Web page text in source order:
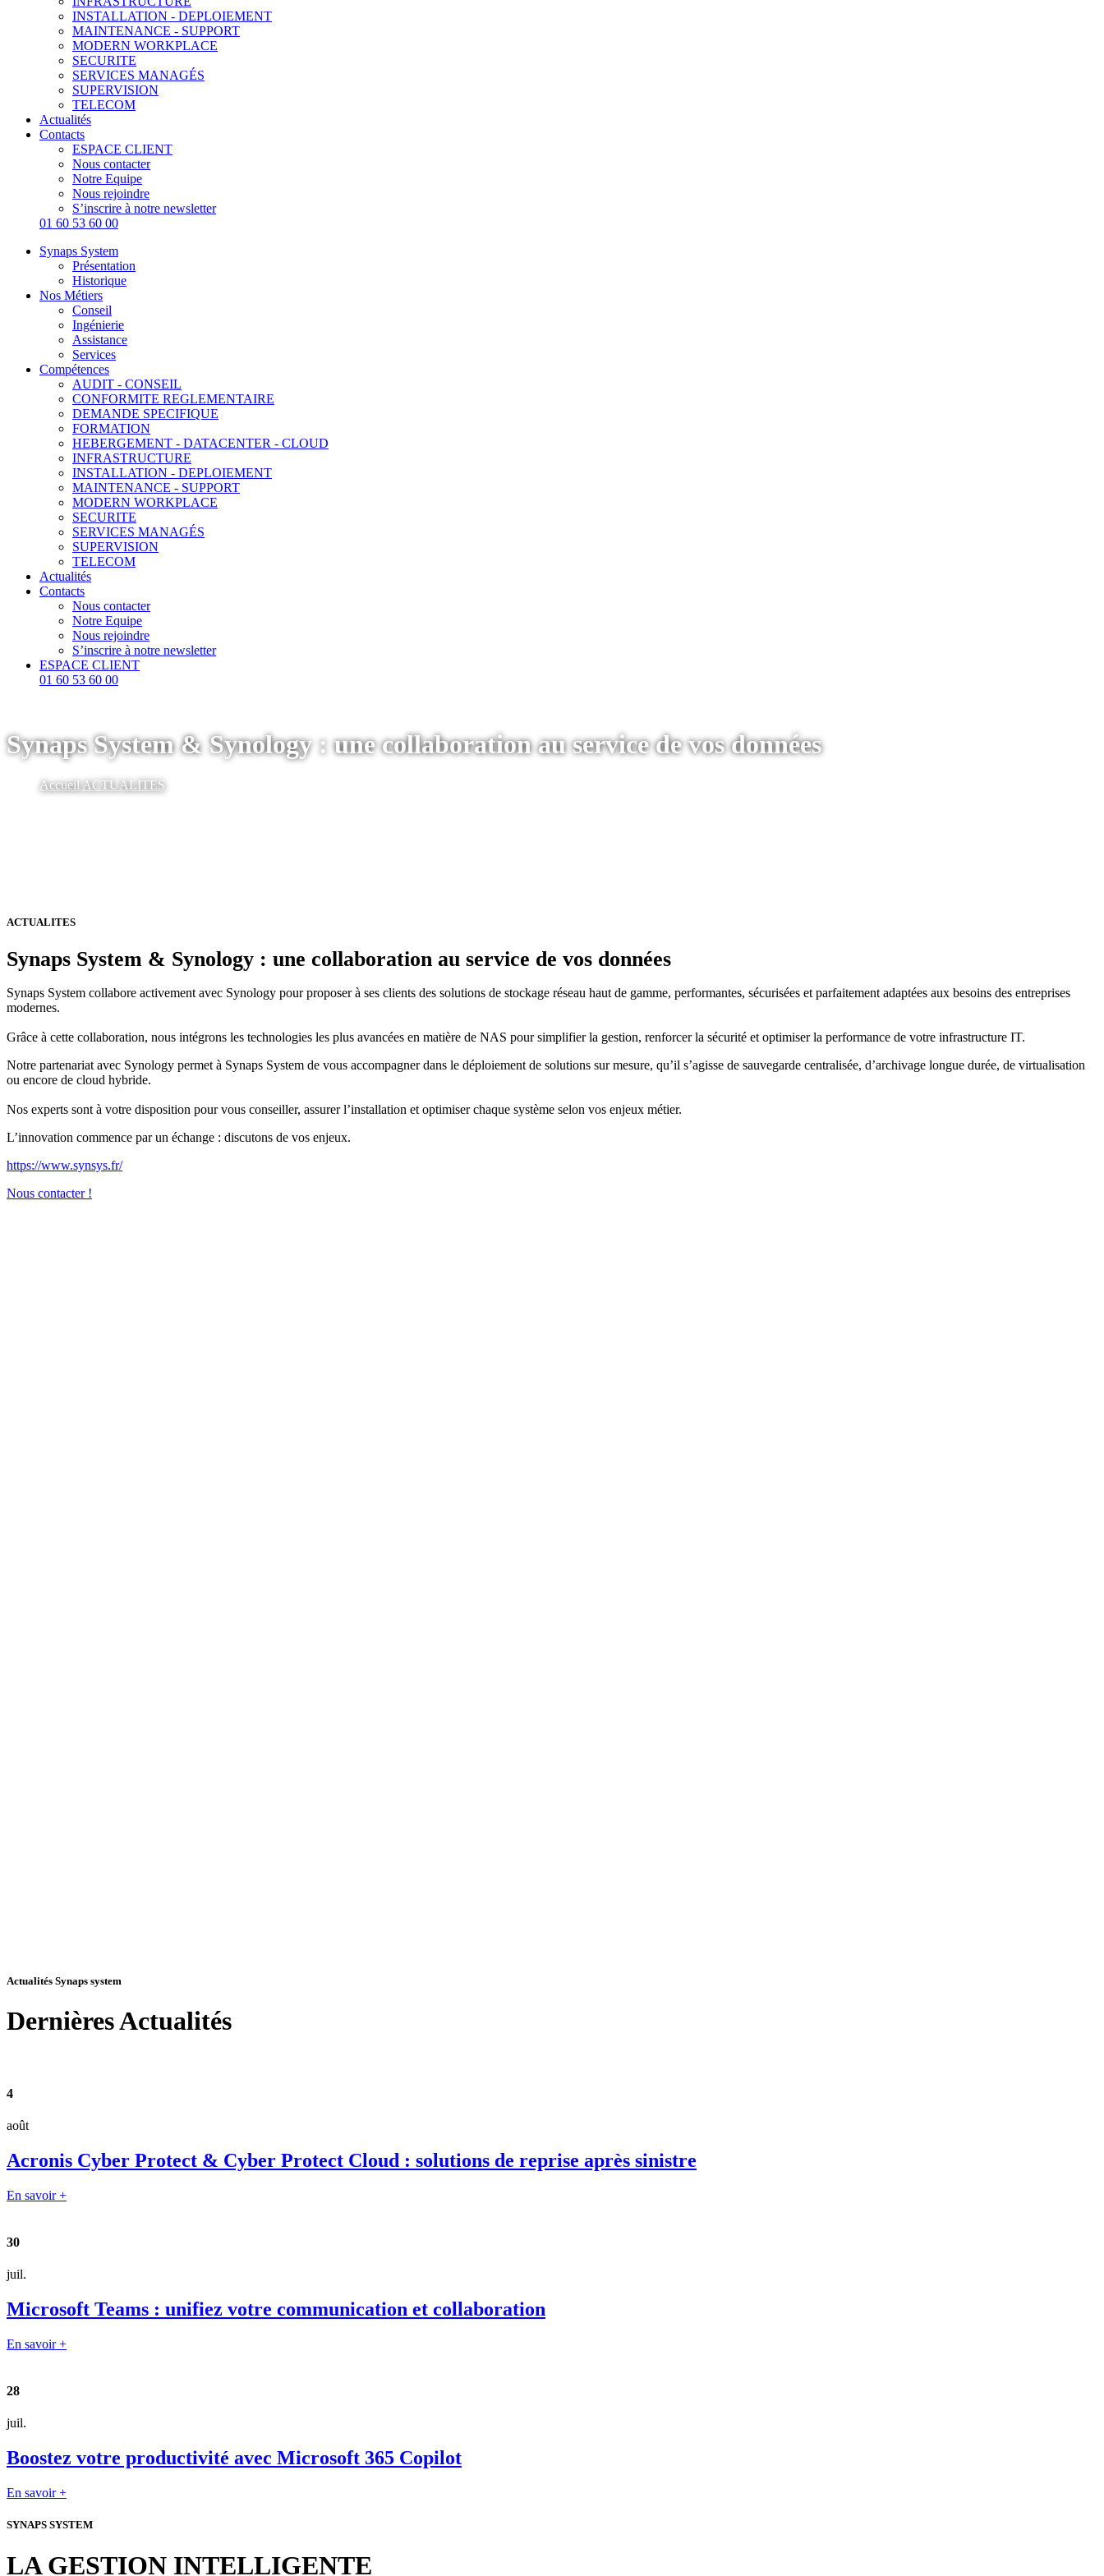
INSTALLATION - DEPLOIEMENT
MAINTENANCE - SUPPORT
MODERN WORKPLACE
SECURITE
SERVICES MANAGÉS
SUPERVISION
TELECOM
Actualités
Contacts
ESPACE CLIENT
Nous contacter
Notre Equipe
Nous rejoindre
S’inscrire à notre newsletter
01 60 53 60 00
Synaps System
Présentation
Historique
Nos Métiers
Conseil
Ingénierie
Assistance
Services
Compétences
AUDIT - CONSEIL
CONFORMITE REGLEMENTAIRE
DEMANDE SPECIFIQUE
FORMATION
HEBERGEMENT - DATACENTER - CLOUD
INFRASTRUCTURE
INSTALLATION - DEPLOIEMENT
MAINTENANCE - SUPPORT
MODERN WORKPLACE
SECURITE
SERVICES MANAGÉS
SUPERVISION
TELECOM
Actualités
Contacts
Nous contacter
Notre Equipe
Nous rejoindre
S’inscrire à notre newsletter
ESPACE CLIENT
01 60 53 60 00
Synaps System & Synology : une collaboration au service de vos données
AccueilACTUALITES
ACTUALITES
Synaps System & Synology : une collaboration au service de vos données
Synaps System collabore activement avec Synology pour proposer à ses clients des solutions de stockage réseau haut de gamme, performantes, sécurisées et parfaitement adaptées aux besoins des entreprises
modernes.
Grâce à cette collaboration, nous intégrons les technologies les plus avancées en matière de NAS pour simplifier la gestion, renforcer la sécurité et optimiser la performance de votre infrastructure IT.
Notre partenariat avec Synology permet à Synaps System de vous accompagner dans le déploiement de solutions sur mesure, qu’il s’agisse de sauvegarde centralisée, d’archivage longue durée, de virtualisation
ou encore de cloud hybride.
Nos experts sont à votre disposition pour vous conseiller, assurer l’installation et optimiser chaque système selon vos enjeux métier.
L’innovation commence par un échange : discutons de vos enjeux.
https://www.synsys.fr/
Nous contacter !
Actualités Synaps system
DernièresActualités
4
août
Acronis Cyber Protect & Cyber Protect Cloud : solutions de reprise après sinistre
En savoir +
30
juil.
Microsoft Teams : unifiez votre communication et collaboration
En savoir +
28
juil.
Boostez votre productivité avec Microsoft 365 Copilot
En savoir +
SYNAPS SYSTEM
LA GESTION INTELLIGENTE